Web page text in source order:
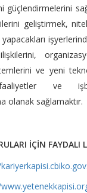
güçlendirmelerini
geliştirmek,
ve yeni
faaliyetler ve
olanak sağlamaktır.
İÇİN FAYDALI